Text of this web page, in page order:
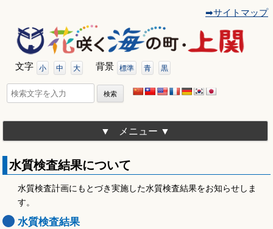
動
➡サイトマップ
文字 小 中 大 背景 標準 青 黒
検
索:
メニュー
水質検査結果について
水質検査計画にもとづき実施した水質検査結果をお知らせしま
す。
水質検査結果